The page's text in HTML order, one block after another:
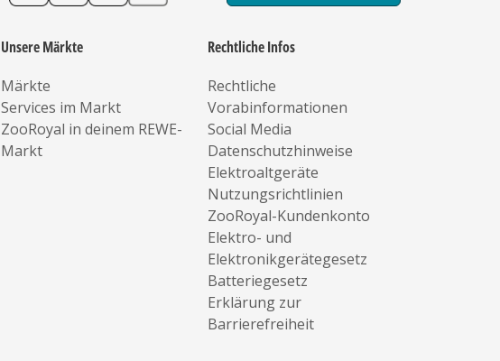
Unsere Märkte
Märkte
Services im Markt
ZooRoyal in deinem REWE-
Markt
Rechtliche Infos
Rechtliche
Vorabinformationen
Social Media
Datenschutzhinweise
Elektroaltgeräte
Nutzungsrichtlinien
ZooRoyal-Kundenkonto
Elektro- und
Elektronikgerätegesetz
Batteriegesetz
Erklärung zur
Barrierefreiheit